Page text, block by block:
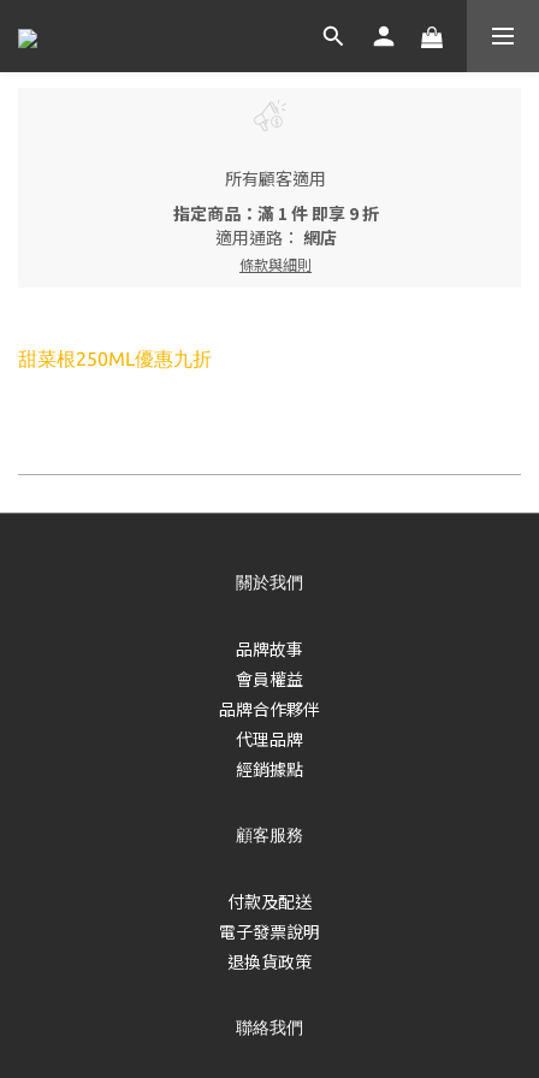
所有顧客適用
指定商品：滿 1 件 即享 9 折
適用通路： 網店
條款與細則
甜菜根250ML優惠九折
關於我們
品牌故事
會員權益
品牌合作夥伴
代理品牌
經銷據點
顧客服務
付款及配送
電子發票說明
退換貨政策
聯絡我們